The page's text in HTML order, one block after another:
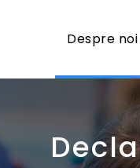
Despre noi